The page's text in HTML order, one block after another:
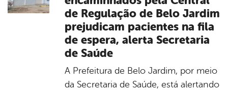
de Regulação de Belo Jardim
prejudicam pacientes na fila
de espera, alerta Secretaria
de Saúde
A Prefeitura de Belo Jardim, por meio
da Secretaria de Saúde, está alertando